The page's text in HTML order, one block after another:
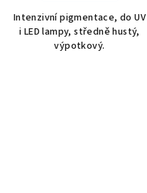
Intenzivní pigmentace, do UV
i LED lampy, středně hustý,
výpotkový.